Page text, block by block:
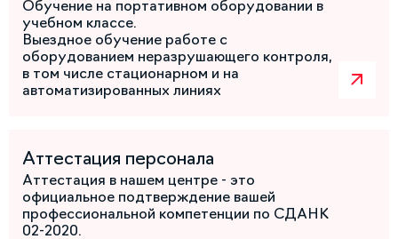
Обучение на портативном оборудовании в
учебном классе.
Выездное обучение работе с
оборудованием неразрушающего контроля,
в том числе стационарном и на
автоматизированных линиях
Аттестация персонала
Аттестация в нашем центре - это
официальное подтверждение вашей
профессиональной компетенции по СДАНК
02-2020.